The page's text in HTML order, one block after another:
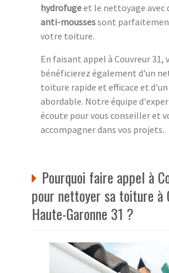
hydrofugeet le nettoyage avec
anti-moussessont
votre toiture.
En faisant appel à Couvreur 31,
bénéficierez également d'un
toiture rapide et efficace et
abordable. Notre équipe
écoute pour vous conseiller et
accompagner dans vos projets.
Pourquoi faire appel à
pour nettoyer sa toiture à
Haute-Garonne 31 ?